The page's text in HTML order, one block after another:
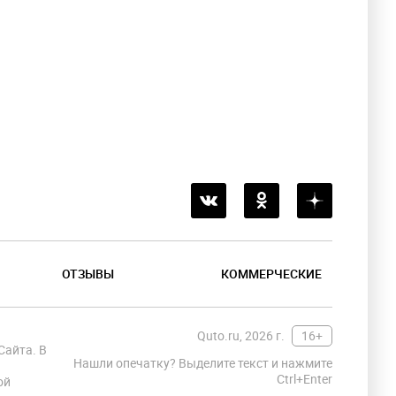
ОТЗЫВЫ КОММЕРЧЕСКИЕ
Quto.ru, 2026 г.
16+
Нашли опечатку? Выделите текст и нажмите
Ctrl+Enter
В